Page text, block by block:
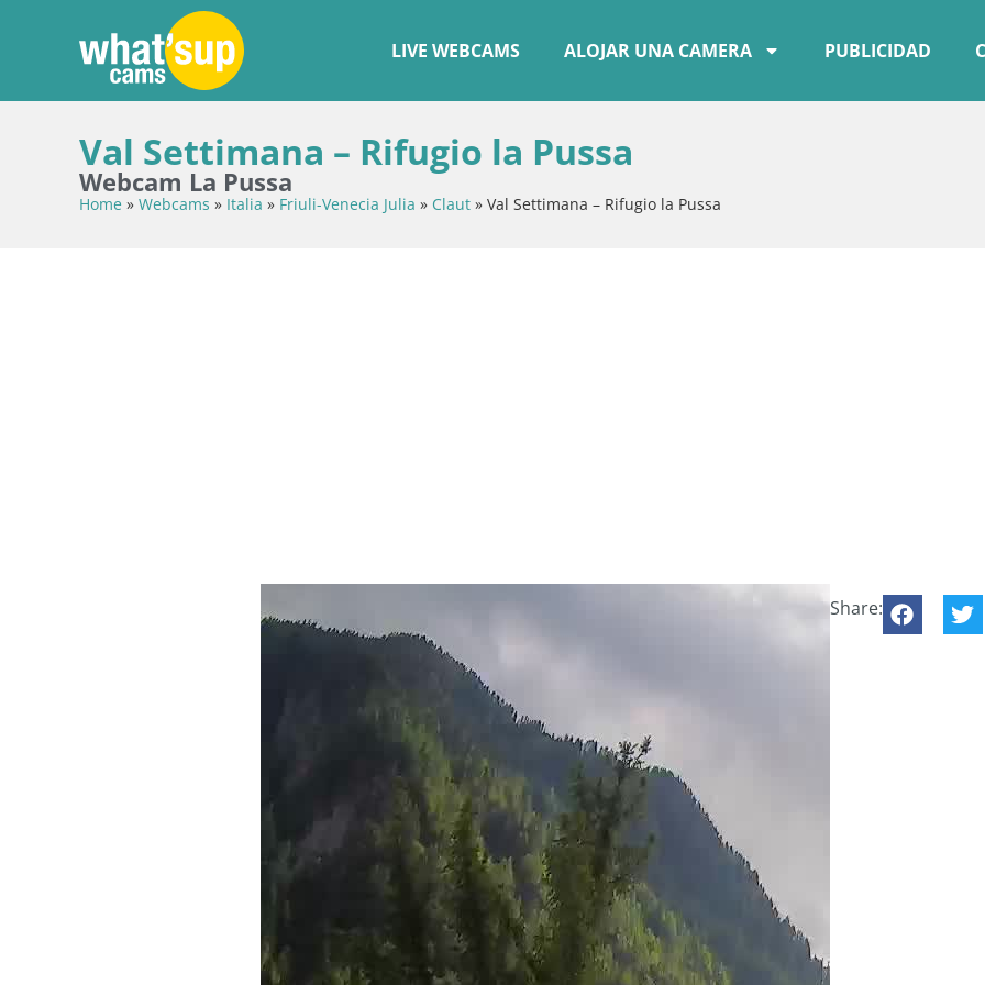
LIVE WEBCAMS ALOJAR UNA CAMERA PUBLICIDAD
Val Settimana – Rifugio la Pussa
Webcam La Pussa
Home » Webcams » Italia » Friuli-Venecia Julia » Claut » Val Settimana – Rifugio la Pussa
Share: